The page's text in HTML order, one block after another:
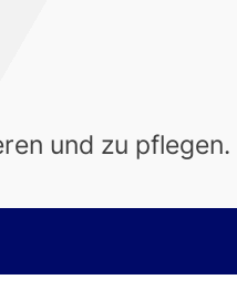
und zu pflegen.